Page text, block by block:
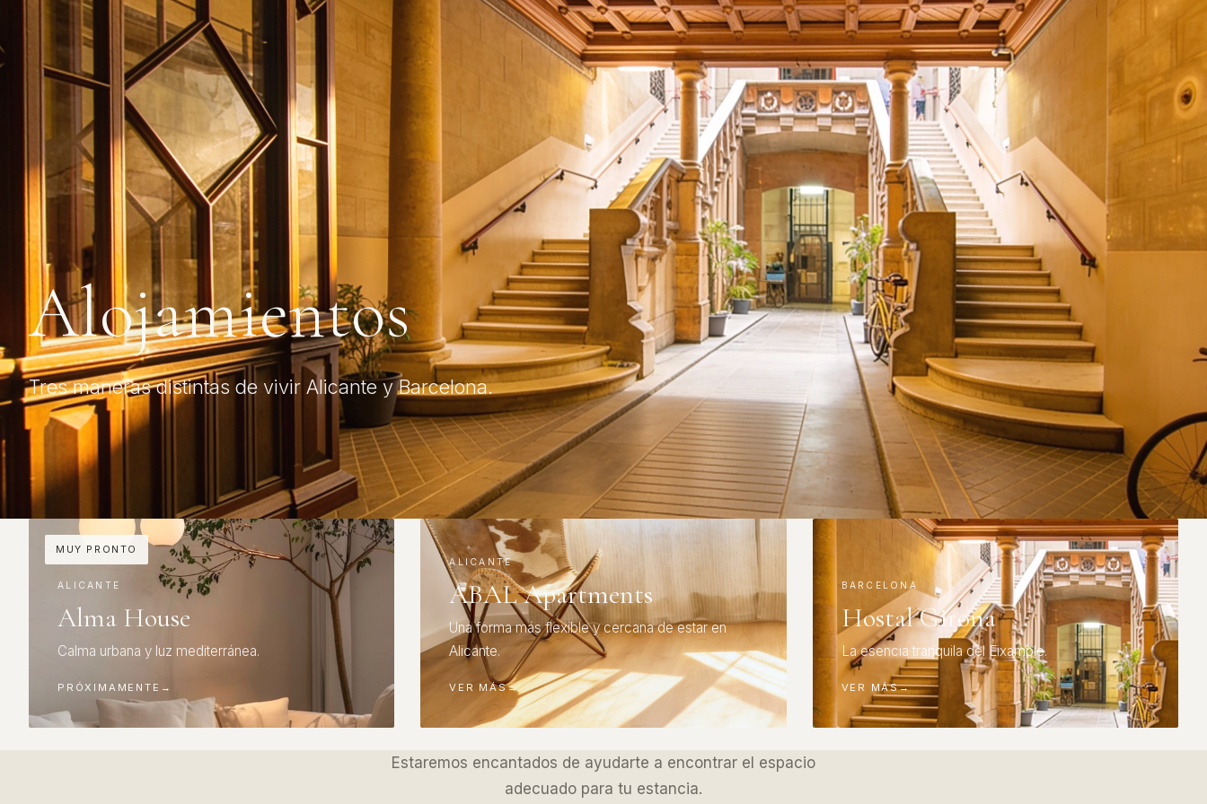
Alojamientos
Tres maneras distintas de vivir Alicante y Barcelona.
MUY PRONTO
ALICANTE
Alma House
Calma urbana y luz mediterránea.
PRÓXIMAMENTE →
ALICANTE
ABAL Apartments
Una forma más flexible y cercana de estar en
Alicante.
VER MÁS→
BARCELONA
Hostal Girona
La esencia tranquila del Eixample.
VER MÁS→
Estaremos encantados de ayudarte a encontrar el espacio
adecuado para tu estancia.